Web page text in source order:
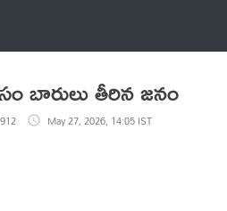
బారులు తీరిన జనం
912 May 27, 2026, 14:05 IST